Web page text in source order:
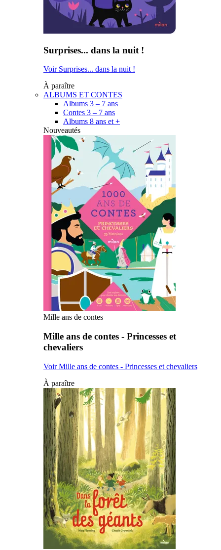
Surprises... dans la nuit !
Voir Surprises... dans la nuit !
À paraître
ALBUMS ET CONTES
Albums 3 – 7 ans
Contes 3 – 7 ans
Albums 8 ans et +
Nouveautés
Mille ans de contes
Mille ans de contes - Princesses et
chevaliers
Voir Mille ans de contes - Princesses et chevaliers
À paraître